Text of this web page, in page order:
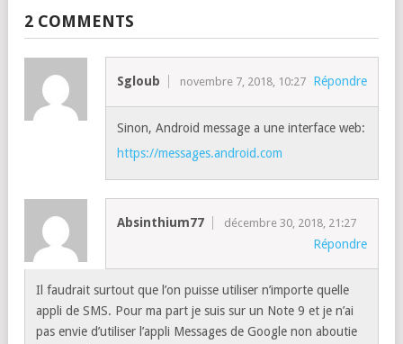
2 COMMENTS
Sgloub novembre 7, 2018, 10:27 Répondre
Sinon, Android message a une interface web:
https://messages.android.com
Absinthium77 décembre 30, 2018, 21:27
Répondre
Il faudrait surtout que l’on puisse utiliser n’importe quelle
appli de SMS. Pour ma part je suis sur un Note 9 et je n’ai
pas envie d’utiliser l’appli Messages de Google non aboutie